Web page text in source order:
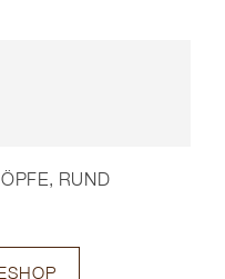
RUND